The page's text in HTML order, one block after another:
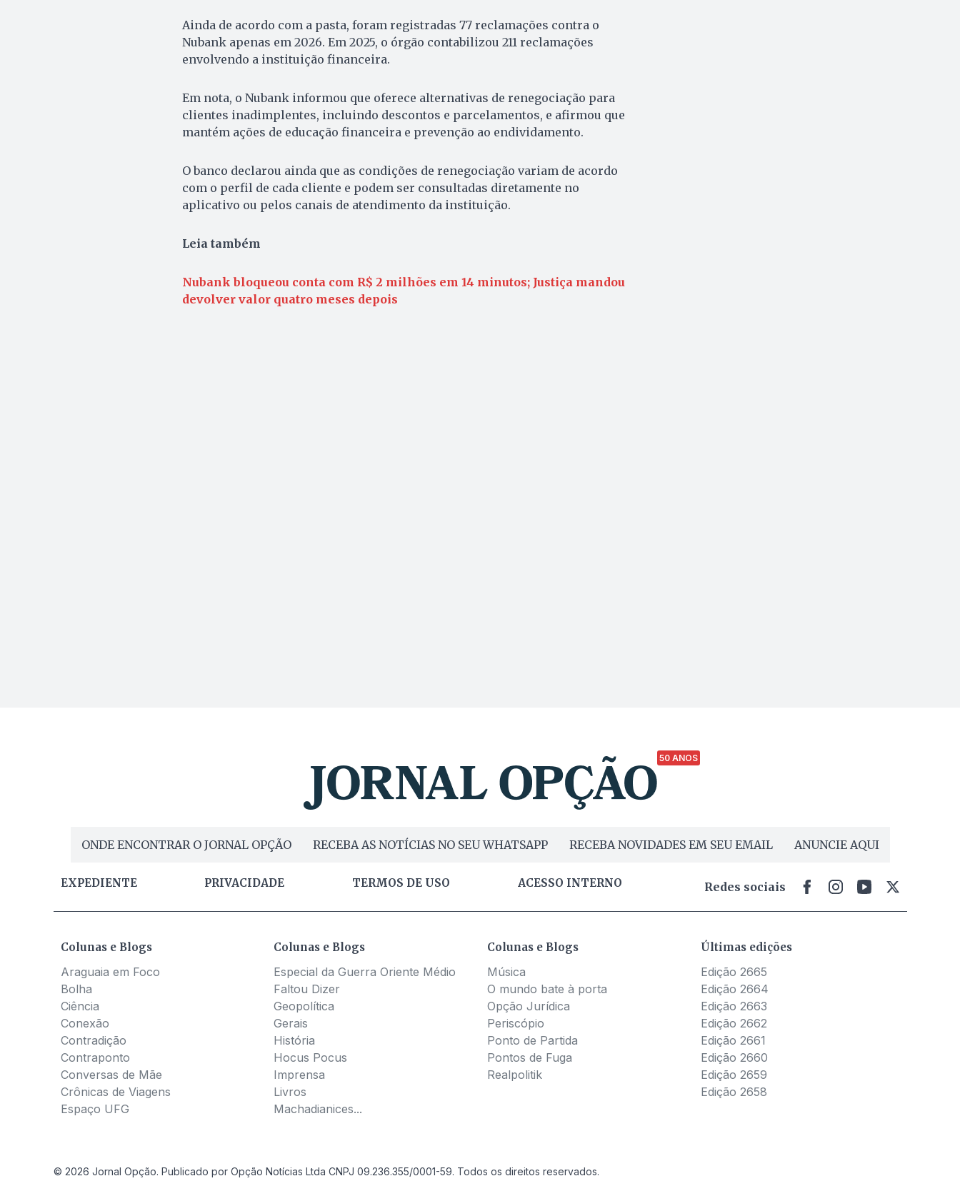
Ainda de acordo com a pasta, foram registradas 77 reclamações contra o
Nubank apenas em 2026. Em 2025, o órgão contabilizou 211 reclamações
envolvendo a instituição financeira.
Em nota, o Nubank informou que oferece alternativas de renegociação para
clientes inadimplentes, incluindo descontos e parcelamentos, e afirmou que
mantém ações de educação financeira e prevenção ao endividamento.
O banco declarou ainda que as condições de renegociação variam de acordo
com o perfil de cada cliente e podem ser consultadas diretamente no
aplicativo ou pelos canais de atendimento da instituição.
Leia também
Nubank bloqueou conta com R$ 2 milhões em 14 minutos; Justiça mandou
devolver valor quatro meses depois
50 ANOS
ONDE ENCONTRAR O JORNAL OPÇÃO RECEBA AS NOTÍCIAS NO SEU WHATSAPP RECEBA NOVIDADES EM SEU EMAIL ANUNCIE AQUI
EXPEDIENTE PRIVACIDADE TERMOS DE USO ACESSO INTERNO Redes sociais
Colunas e Blogs
Araguaia em Foco
Bolha
Ciência
Conexão
Contradição
Contraponto
Conversas de Mãe
Crônicas de Viagens
Espaço UFG
Colunas e Blogs
Especial da Guerra Oriente Médio
Faltou Dizer
Geopolítica
Gerais
História
Hocus Pocus
Imprensa
Livros
Machadianices...
Colunas e Blogs
Música
O mundo bate à porta
Opção Jurídica
Periscópio
Ponto de Partida
Pontos de Fuga
Realpolitik
Últimas edições
Edição 2665
Edição 2664
Edição 2663
Edição 2662
Edição 2661
Edição 2660
Edição 2659
Edição 2658
© 2026 Jornal Opção. Publicado por Opção Notícias Ltda CNPJ 09.236.355/0001-59. Todos os direitos reservados.